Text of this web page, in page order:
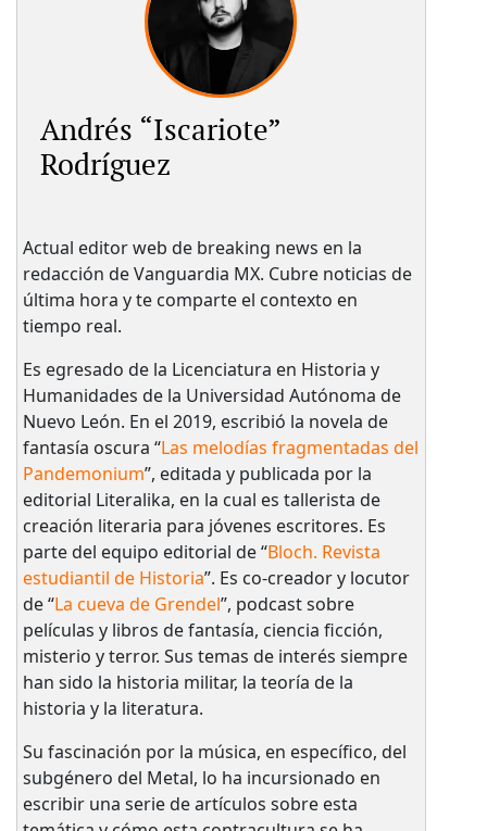
Andrés “Iscariote”
Rodríguez
Actual editor web de breaking news en la
redacción de Vanguardia MX. Cubre noticias de
última hora y te comparte el contexto en
tiempo real.
Es egresado de la Licenciatura en Historia y
Humanidades de la Universidad Autónoma de
Nuevo León. En el 2019, escribió la novela de
fantasía oscura “Las melodías fragmentadas del
Pandemonium”, editada y publicada por la
editorial Literalika, en la cual es tallerista de
creación literaria para jóvenes escritores. Es
parte del equipo editorial de “Bloch. Revista
estudiantil de Historia”. Es co-creador y locutor
de “La cueva de Grendel”, podcast sobre
películas y libros de fantasía, ciencia ficción,
misterio y terror. Sus temas de interés siempre
han sido la historia militar, la teoría de la
historia y la literatura.
Su fascinación por la música, en específico, del
subgénero del Metal, lo ha incursionado en
escribir una serie de artículos sobre esta